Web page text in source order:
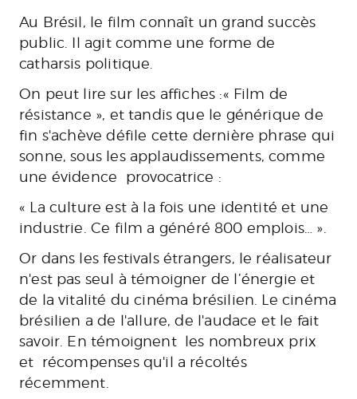
Au Brésil, le film connaît un grand succès
public. Il agit comme une forme de
catharsis politique.
On peut lire sur les affiches :« Film de
résistance », et tandis que le générique de
fin s'achève défile cette dernière phrase qui
sonne, sous les applaudissements, comme
une évidence provocatrice :
« La culture est à la fois une identité et une
industrie. Ce film a généré 800 emplois… ».
Or dans les festivals étrangers, le réalisateur
n'est pas seul à témoigner de l’énergie et
de la vitalité du cinéma brésilien. Le cinéma
brésilien a de l'allure, de l'audace et le fait
savoir. En témoignent les nombreux prix
et récompenses qu'il a récoltés
récemment.